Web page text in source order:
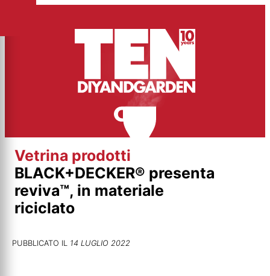
contenuto
Vetrina prodotti
BLACK+DECKER® presenta
reviva™, in materiale
riciclato
PUBBLICATO IL 14 LUGLIO 2022